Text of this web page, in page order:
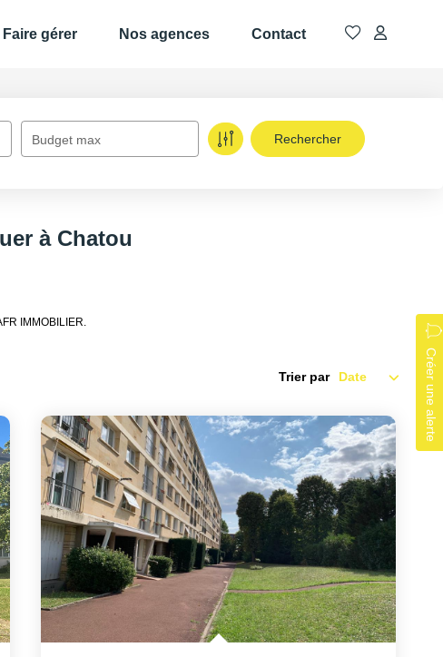
Faire gérer Nos agences Contact
Budget max
à Chatou
IMMOBILIER.
Créer une alerte
Trier par